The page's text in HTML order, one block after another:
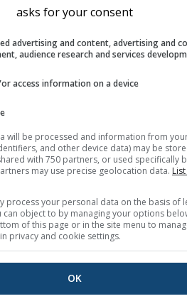
asks for your consent
advertising and content, advertising and
audience research and services
access information on a device
will be processed and information from
and other device data) may be
with 750 partners, or used specifically
may use precise geolocation data.
process your personal data on the basis of
can object to by managing your options
of this page or in the site menu to
privacy and cookie settings.
OK